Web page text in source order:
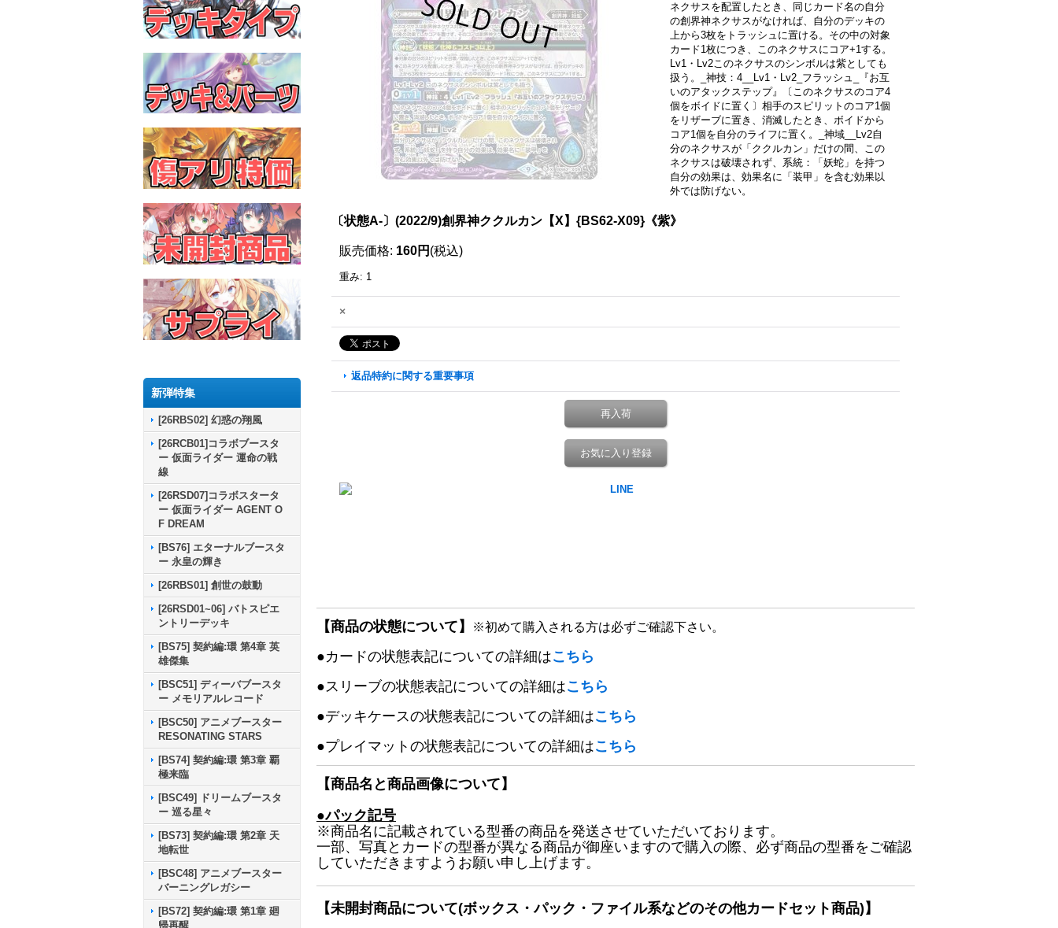
新弾特集
[26RBS02] 幻惑の翔風
[26RCB01]コラボブースタ
ー 仮面ライダー 運命の戦
線
[26RSD07]コラボスタータ
ー 仮面ライダー AGENT O
F DREAM
[BS76] エターナルブースタ
ー 永皇の輝き
[26RBS01] 創世の鼓動
[26RSD01~06] バトスピエ
ントリーデッキ
[BS75] 契約編:環 第4章 英
雄傑集
[BSC51] ディーバブースタ
ー メモリアルレコード
[BSC50] アニメブースター
RESONATING STARS
[BS74] 契約編:環 第3章 覇
極来臨
[BSC49] ドリームブースタ
ー 巡る星々
[BS73] 契約編:環 第2章 天
地転世
[BSC48] アニメブースター
バーニングレガシー
[BS72] 契約編:環 第1章 廻
帰再醒
ネクサスを配置したとき、同じカード名の自分
の創界神ネクサスがなければ、自分のデッキの
上から3枚をトラッシュに置ける。その中の対象
カード1枚につき、このネクサスにコア+1する。
Lv1・Lv2このネクサスのシンボルは紫としても
扱う。_神技：4__Lv1・Lv2_フラッシュ_『お互
いのアタックステップ』〔このネクサスのコア4
個をボイドに置く〕相手のスピリットのコア1個
をリザーブに置き、消滅したとき、ボイドから
コア1個を自分のライフに置く。_神域__Lv2自
分のネクサスが「ククルカン」だけの間、この
ネクサスは破壊されず、系統：「妖蛇」を持つ
自分の効果は、効果名に「装甲」を含む効果以
外では防げない。
〔状態A-〕(2022/9)創界神ククルカン【X】{BS62-X09}《紫》
販売価格: 160円 (税込)
重み: 1
×
返品特約に関する重要事項
再入荷
お気に入り登録
【商品の状態について】 ※初めて購入される方は必ずご確認下さい。
●カードの状態表記についての詳細はこちら
●スリーブの状態表記についての詳細はこちら
●デッキケースの状態表記についての詳細はこちら
●プレイマットの状態表記についての詳細はこちら
【商品名と商品画像について】
●パック記号
※商品名に記載されている型番の商品を発送させていただいております。
一部、写真とカードの型番が異なる商品が御座いますので購入の際、必ず商品の型番をご確認
していただきますようお願い申し上げます。
【未開封商品について(ボックス・パック・ファイル系などのその他カードセット商品)】